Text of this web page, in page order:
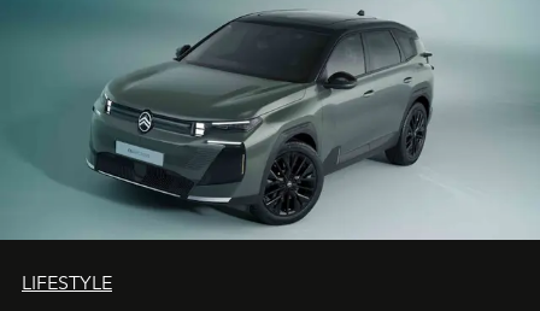
LIFESTYLE